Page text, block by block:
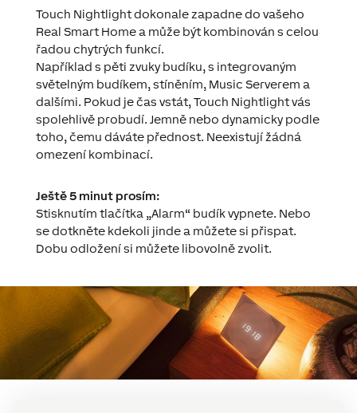
Touch Nightlight dokonale zapadne do vašeho
Real Smart Home a může být kombinován s celou
řadou chytrých funkcí.
Například s pěti zvuky budíku, s integrovaným
světelným budíkem, stíněním, Music Serverem a
dalšími. Pokud je čas vstát, Touch Nightlight vás
spolehlivě probudí. Jemně nebo dynamicky podle
toho, čemu dáváte přednost. Neexistují žádná
omezení kombinací.
Ještě 5 minut prosím:
Stisknutím tlačítka „Alarm“ budík vypnete. Nebo
se dotkněte kdekoli jinde a můžete si přispat.
Dobu odložení si můžete libovolně zvolit.